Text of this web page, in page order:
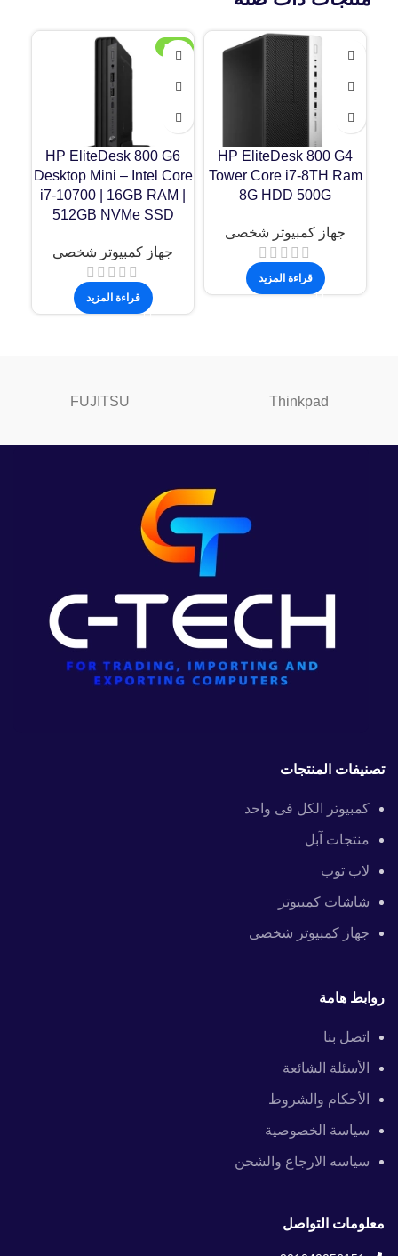
HP EliteDesk 800 G4
Tower Core i7-8TH Ram
8G HDD 500G
جهاز كمبيوتر شخصى
قراءة المزيد
NEW
HP EliteDesk 800 G6
Desktop Mini – Intel Core
i7-10700 | 16GB RAM |
512GB NVMe SSD
جهاز كمبيوتر شخصى
قراءة المزيد
Thinkpad
FUJITSU
تصنيفات المنتجات
كمبيوتر الكل فى واحد
منتجات آبل
لاب توب
شاشات كمبيوتر
جهاز كمبيوتر شخصى
روابط هامة
اتصل بنا
الأسئلة الشائعة
الأحكام والشروط
سياسة الخصوصية
سياسه الارجاع والشحن
معلومات التواصل